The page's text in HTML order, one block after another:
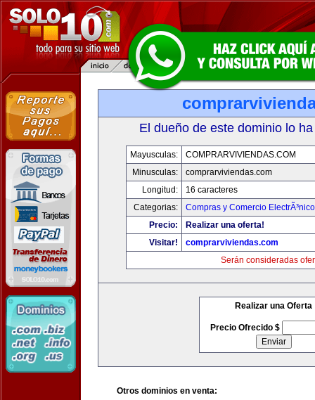
El dueño de este dominio lo
Mayusculas:
COMPRARVIVIENDAS.COM
Minusculas:
comprarviviendas.com
Longitud:
16 caracteres
Categorias:
Compras y Comercio ElectrÃ³nico
Precio:
Realizar una oferta!
Visitar!
comprarviviendas.com
Serán consideradas
Realizar una Oferta
Precio Ofrecido $
Otros dominios en venta: